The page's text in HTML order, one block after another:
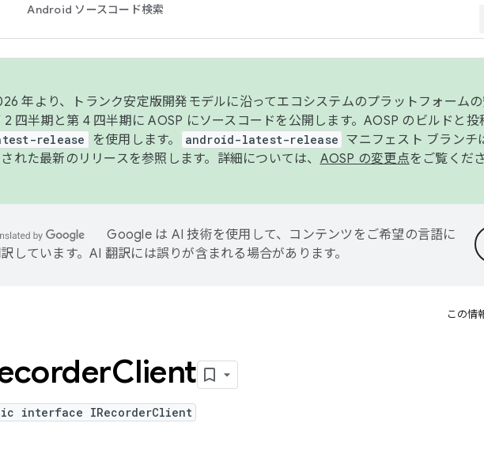
Android ソースコード検索
年より、トランク安定版開発モデルに沿ってエコシステムのプラットフォームの
2 四半期と第 4 四半期に AOSP にソースコードを公開します。AOSP のビルドと投
release
を使用します。 android-latest-release マニフェスト ブランチ
れた最新のリリースを参照します。詳細については、 AOSP の変更点をご覧くだ
Google は AI 技術を使用して、コンテンツをご希望の言語に
しています。AI 翻訳には誤りが含まれる場合があります。
この情
Client
interface IRecorderClient